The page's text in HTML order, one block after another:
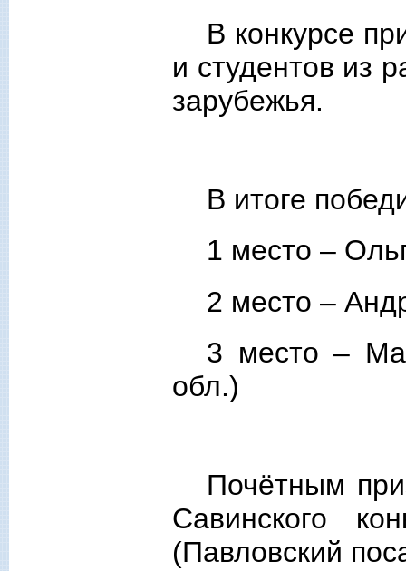
В конкурсе
и студентов из
зарубежья.
В итоге
1 место –
2 место –
3 место –
обл.)
Почётным
Савинского
(Павловский